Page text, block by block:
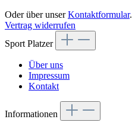
Oder über unserKontaktformular.
Vertrag widerrufen
Sport Platzer
Über uns
Impressum
Kontakt
Informationen